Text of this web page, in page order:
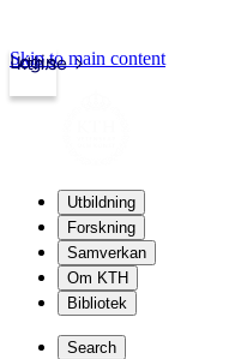
kth.se
Login
Skip to main content
Utbildning
Forskning
Samverkan
Om KTH
Bibliotek
Search